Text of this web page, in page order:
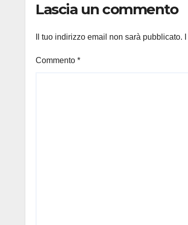
Lascia un commento
Il tuo indirizzo email non sarà pubblicato.
Commento *